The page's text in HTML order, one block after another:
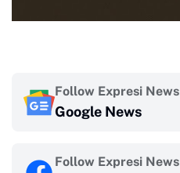
Follow Expresi News
Google News
Follow Expresi News